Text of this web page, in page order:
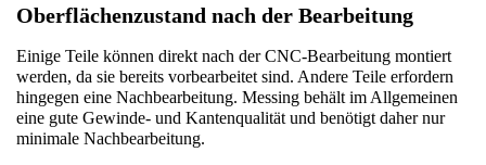
Oberflächenzustand nach der Bearbeitung
Einige Teile können direkt nach der CNC-Bearbeitung montiert
werden, da sie bereits vorbearbeitet sind. Andere Teile erfordern
hingegen eine Nachbearbeitung. Messing behält im Allgemeinen
eine gute Gewinde- und Kantenqualität und benötigt daher nur
minimale Nachbearbeitung.